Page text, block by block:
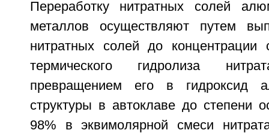
Переработку нитратных солей
металлов осуществляют путем
нитратных солей до концентрации
термического гидролиза
превращением его в гидроксид
структуры в автоклаве до степени
98% в эквимолярной смеси